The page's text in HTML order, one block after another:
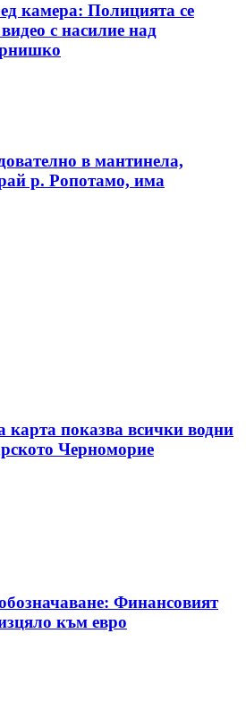
камера: Полицията се
с насилие над
в мантинела,
р. Ропотамо, има
карта показва всички водни
Черноморие
Финансовият
към евро